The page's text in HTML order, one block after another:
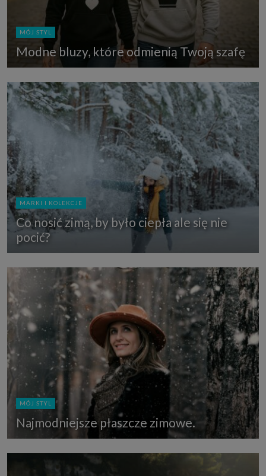
MÓJ STYL
Modne bluzy, które odmienią Twoją szafę
MARKI I KOLEKCJE
Co nosić zimą, by było ciepła ale się nie
pocić?
MÓJ STYL
Najmodniejsze płaszcze zimowe.